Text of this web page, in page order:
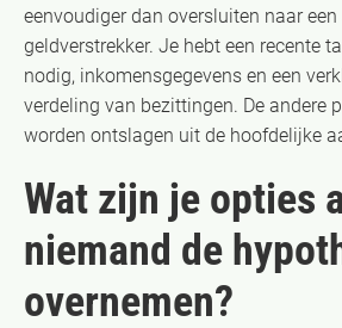
eenvoudiger dan oversluiten naar een
geldverstrekker. Je hebt een recente
nodig, inkomensgegevens en een
verdeling van bezittingen. De andere
worden ontslagen uit de hoofdelijke
Wat zijn je opties
niemand de
overnemen?